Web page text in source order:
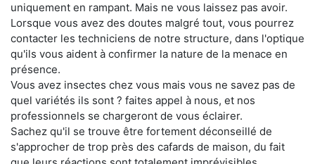
uniquement en rampant. Mais ne vous laissez pas avoir.
Lorsque vous avez des doutes malgré tout, vous pourrez
contacter les techniciens de notre structure, dans l'optique
qu'ils vous aident à confirmer la nature de la menace en
présence.
Vous avez insectes chez vous mais vous ne savez pas de
quel variétés ils sont ? faites appel à nous, et nos
professionnels se chargeront de vous éclairer.
Sachez qu'il se trouve être fortement déconseillé de
s'approcher de trop près des cafards de maison, du fait